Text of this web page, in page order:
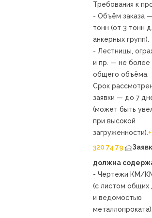
Требования к
- Объём заказа
тонн (от 3 тонн
анкерных групп).
- Лестницы,
и пр. — не более
общего объёма.
Срок
заявки — до 7
(может быть
при высокой
загруженности).
320 74 79
должна
- Чертежи КМ/
(с листом общих
и ведомостью
металлопроката).